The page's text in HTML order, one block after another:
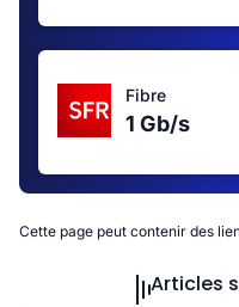
Fibre
1 Gb/s
Cette page peut contenir des
Articles